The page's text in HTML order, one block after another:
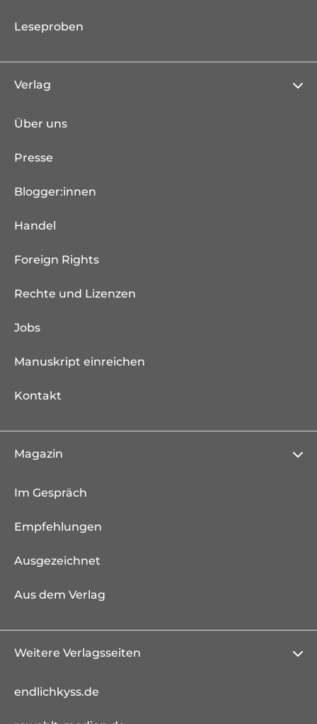
Leseproben
Verlag
Über uns
Presse
Blogger:innen
Handel
Foreign Rights
Rechte und Lizenzen
Jobs
Manuskript einreichen
Kontakt
Magazin
Im Gespräch
Empfehlungen
Ausgezeichnet
Aus dem Verlag
Weitere Verlagsseiten
endlichkyss.de